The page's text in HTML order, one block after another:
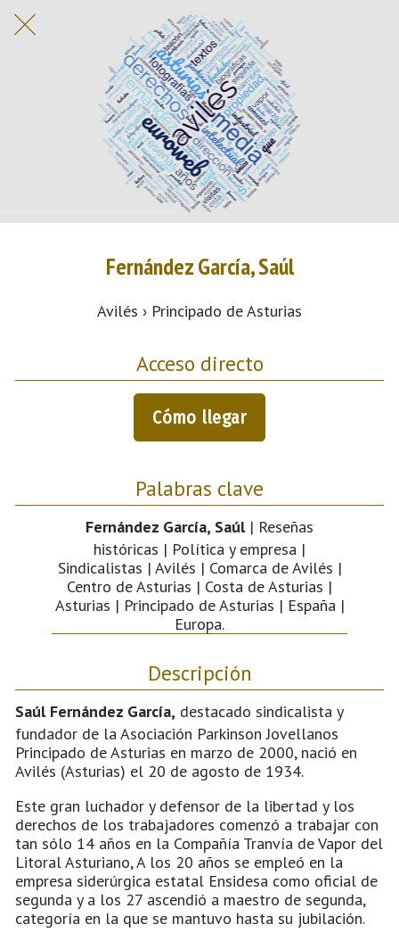
Fernández García, Saúl
Avilés › Principado de Asturias
Acceso directo
Cómo llegar
Palabras clave
Fernández García, Saúl| Reseñas
históricas | Política y empresa |
Sindicalistas | Avilés | Comarca de Avilés |
Centro de Asturias | Costa de Asturias |
Asturias | Principado de Asturias | España |
Europa.
Descripción
Saúl Fernández García, destacado sindicalista y
fundador de la Asociación Parkinson Jovellanos
Principado de Asturias en marzo de 2000, nació en
Avilés (Asturias) el 20 de agosto de 1934.
Este gran luchador y defensor de la libertad y los
derechos de los trabajadores comenzó a trabajar con
tan sólo 14 años en la Compañía Tranvía de Vapor del
Litoral Asturiano, A los 20 años se empleó en la
empresa siderúrgica estatal Ensidesa como oficial de
segunda y a los 27 ascendió a maestro de segunda,
categoría en la que se mantuvo hasta su jubilación.